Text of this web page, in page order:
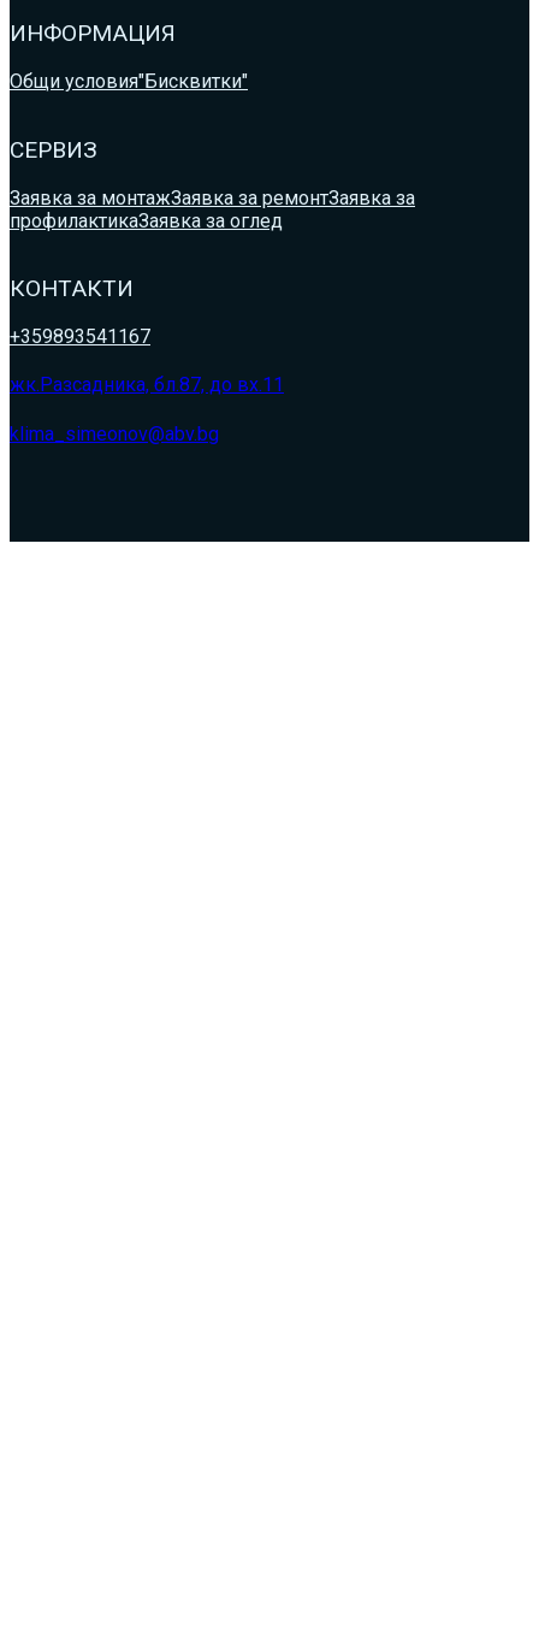
ИНФОРМАЦИЯ
Общи условия"Бисквитки"
СЕРВИЗ
Заявка за монтажЗаявка за ремонтЗаявка за
профилактикаЗаявка за оглед
КОНТАКТИ
+359893541167
жк.Разсадника, бл.87, до вх.11
klima_simeonov@abv.bg